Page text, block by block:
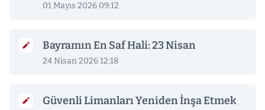
01 Mayıs 2026 09:12
Bayramın En Saf Hali: 23 Nisan
24 Nisan 2026 12:18
Güvenli Limanları Yeniden İnşa Etmek